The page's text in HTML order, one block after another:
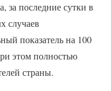
за последние сутки в
случаев
показатель на 100
этом полностью
страны.